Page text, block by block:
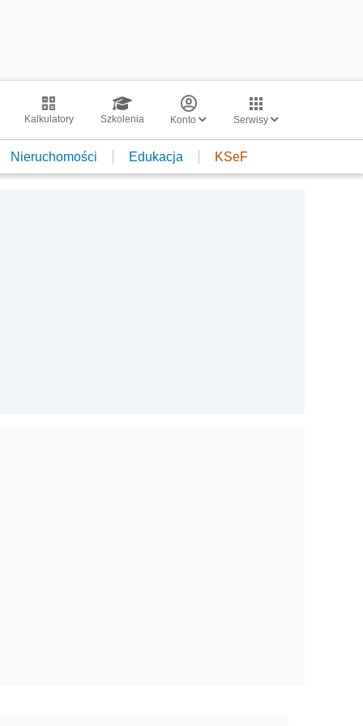
Kalkulatory Szkolenia Konto Serwisy
Nieruchomości Edukacja KSeF